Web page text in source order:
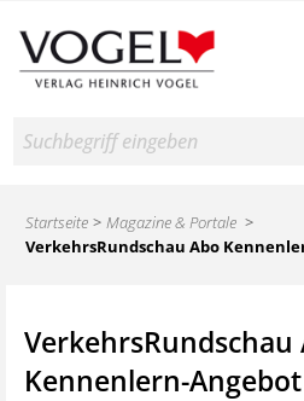
Suche
Startseite
Magazine & Portale
VerkehrsRundschau Abo
VerkehrsRundschau
Kennenlern-Angebot